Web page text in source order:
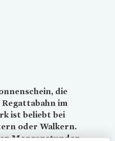
die
im
ist beliebt bei
oder Walkern.
Morgenstunden